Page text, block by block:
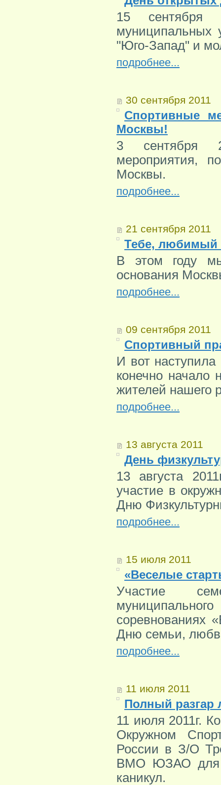
15 сентября
муниципальных
"Юго-Запад" и
подробнее...
30 сентября 2011
Спортивные
Москвы!
3 сентября
мероприятия,
Москвы.
подробнее...
21 сентября 2011
Тебе, любимый
В этом году
основания
подробнее...
09 сентября 2011
Спортивный
И вот
конечно начало
жителей нашего
подробнее...
13 августа 2011
День
13 августа
участие в
Дню
подробнее...
15 июля 2011
«Веселые
Участие
соревнованиях
Дню семьи,
подробнее...
11 июля 2011
Полный разгар
11 июля 2011г.
Окружном
России в З/О
ВМО ЮЗАО для
каникул.